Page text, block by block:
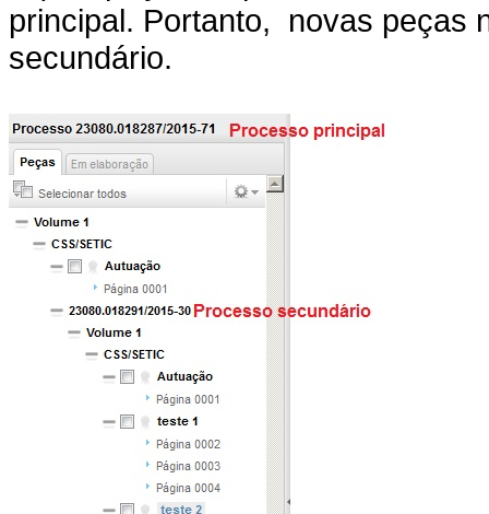
principal. Portanto, novas peças
secundário.